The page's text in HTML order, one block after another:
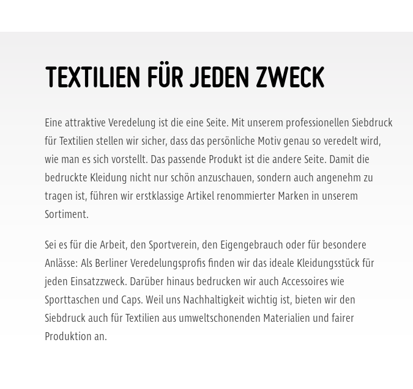
TEXTILIEN FÜR JEDEN ZWECK
Eine attraktive Veredelung ist die eine Seite. Mit unserem professionellen Siebdruck
für Textilien stellen wir sicher, dass das persönliche Motiv genau so veredelt wird,
wie man es sich vorstellt. Das passende Produkt ist die andere Seite. Damit die
bedruckte Kleidung nicht nur schön anzuschauen, sondern auch angenehm zu
tragen ist, führen wir erstklassige Artikel renommierter Marken in unserem
Sortiment.
Sei es für die Arbeit, den Sportverein, den Eigengebrauch oder für besondere
Anlässe: Als Berliner Veredelungsprofis finden wir das ideale Kleidungsstück für
jeden Einsatzzweck. Darüber hinaus bedrucken wir auch Accessoires wie
Sporttaschen und Caps. Weil uns Nachhaltigkeit wichtig ist, bieten wir den
Siebdruck auch für Textilien aus umweltschonenden Materialien und fairer
Produktion an.